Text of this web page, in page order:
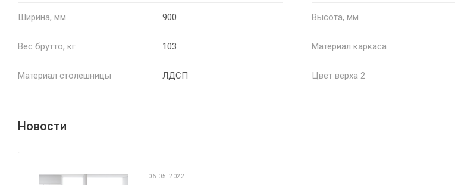
Ширина, мм 900 Высота, мм
Вес брутто, кг 103 Материал каркаса
Материал столешницы ЛДСП Цвет верха 2
Новости
06.05.2022